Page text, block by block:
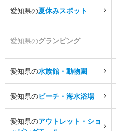
愛知県の夏休みスポット
愛知県のグランピング
愛知県の水族館・動物園
愛知県のビーチ・海水浴場
愛知県のアウトレット・ショ